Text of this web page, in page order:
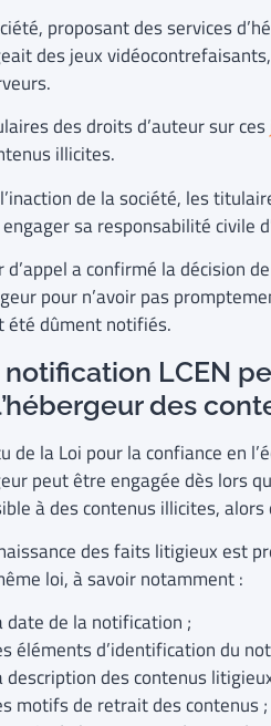
proposant des services
des jeux
des droits d’auteur sur ces
illicites.
de la société, les
sa responsabilité civile
d’appel a confirmé la décision
pour n’avoir pas
été dûment notifiés.
LCEN
des
de la Loi pour la confiance en
peut être engagée dès lors
à des contenus illicites, alors
des faits litigieux est
loi, à savoir notamment :
date de la notification ;
éléments d’identification du
description des contenus
motifs de retrait des contenus